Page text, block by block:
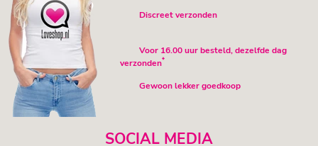
Discreet verzonden
Voor 16.00 uur besteld, dezelfde dag
verzonden*
Gewoon lekker goedkoop
SOCIAL MEDIA